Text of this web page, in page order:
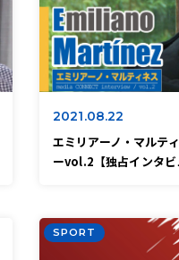
2021.08.22
エミリアーノ・マルテ
ーvol.2【独占インタビ
SPORT